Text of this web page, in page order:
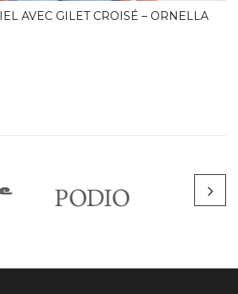
AVEC GILET CROISÉ – ORNELLA